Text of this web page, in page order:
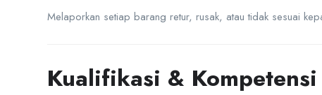
Melaporkan setiap barang retur, rusak, atau tidak sesuai
Kualifikasi & Kompetensi